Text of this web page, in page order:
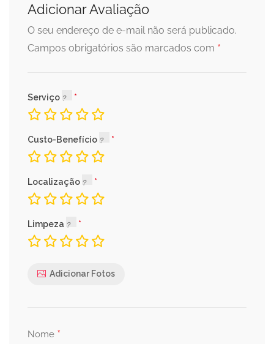
Adicionar Avaliação
O seu endereço de e-mail não será publicado.
Campos obrigatórios são marcados com *
Serviço
Custo-Benefício
Localização
Limpeza
Adicionar Fotos
Nome *